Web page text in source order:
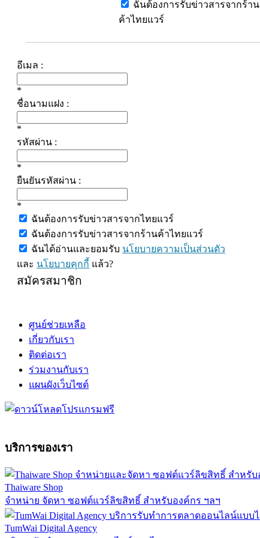
ฉันต้องการรับข่าวสารจากร้าน
ค้าไทยแวร์
อีเมล :
*
ชื่อนามแฝง :
*
รหัสผ่าน :
*
ยืนยันรหัสผ่าน :
*
ฉันต้องการรับข่าวสารจากไทยแวร์
ฉันต้องการรับข่าวสารจากร้านค้าไทยแวร์
ฉันได้อ่านและยอมรับ นโยบายความเป็นส่วนตัว
และ นโยบายคุกกี้ แล้ว?
สมัครสมาชิก
ศูนย์ช่วยเหลือ
เกี่ยวกับเรา
ติดต่อเรา
ร่วมงานกับเรา
แผนผังเว็บไซต์
บริการของเรา
Thaiware Shop
จำหน่าย จัดหา ซอฟต์แวร์ลิขสิทธิ์ สำหรับองค์กร ฯลฯ
TumWai Digital Agency